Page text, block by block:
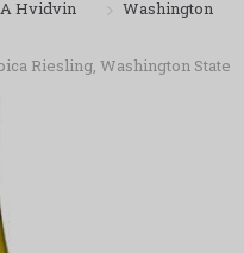
Hvidvin Washington
Riesling, Washington State